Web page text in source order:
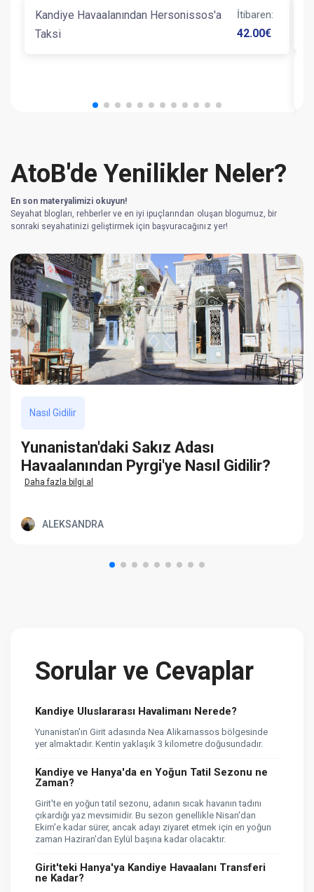
Kandiye Havaalanından Hersonissos'a
Taksi
İtibaren:
42.00€
AtoB'de Yenilikler Neler?
En son materyalimizi okuyun!
Seyahat blogları, rehberler ve en iyi ipuçlarından oluşan blogumuz, bir
sonraki seyahatinizi geliştirmek için başvuracağınız yer!
Nasıl Gidilir
Yunanistan'daki Sakız Adası
Havaalanından Pyrgi'ye Nasıl Gidilir?
Daha fazla bilgi al
ALEKSANDRA
Sorular ve Cevaplar
Kandiye Uluslararası Havalimanı Nerede?
Yunanistan'ın Girit adasında Nea Alikarnassos bölgesinde
yer almaktadır. Kentin yaklaşık 3 kilometre doğusundadır.
Kandiye ve Hanya'da en Yoğun Tatil Sezonu ne
Zaman?
Girit'te en yoğun tatil sezonu, adanın sıcak havanın tadını
çıkardığı yaz mevsimidir. Bu sezon genellikle Nisan'dan
Ekim'e kadar sürer, ancak adayı ziyaret etmek için en yoğun
zaman Haziran'dan Eylül başına kadar olacaktır.
Girit'teki Hanya'ya Kandiye Havaalanı Transferi
ne Kadar?